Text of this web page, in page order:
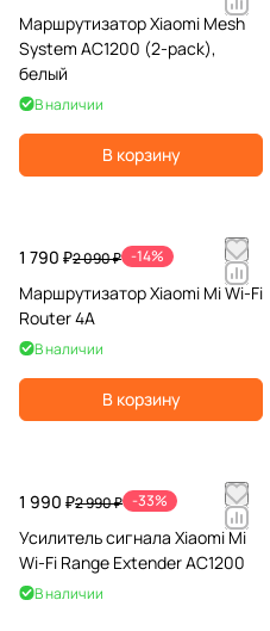
Маршрутизатор Xiaomi Mesh
System AC1200 (2-pack),
белый
В наличии
В корзину
1 790 ₽2 090 ₽ -14%
Маршрутизатор Xiaomi Mi Wi-Fi
Router 4A
В наличии
В корзину
1 990 ₽2 990 ₽ -33%
Усилитель сигнала Xiaomi Mi
Wi-Fi Range Extender AC1200
В наличии